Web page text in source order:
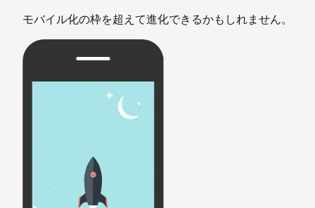
モバイル化の枠を超えて進化できるかもしれません。